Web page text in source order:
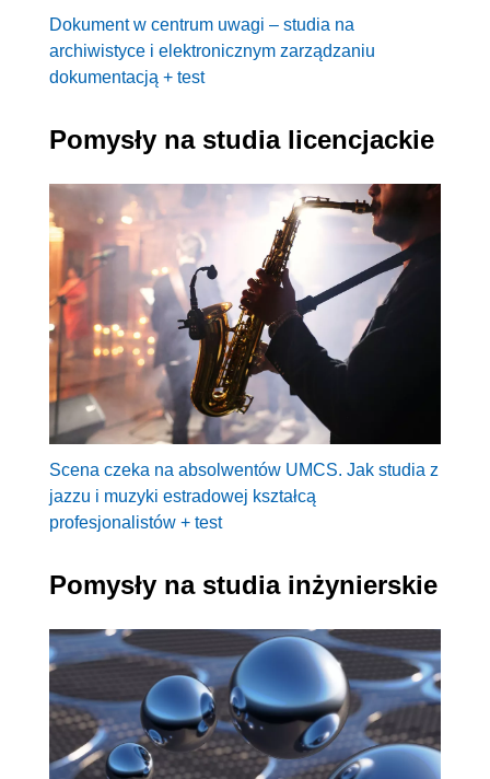
Dokument w centrum uwagi – studia na
archiwistyce i elektronicznym zarządzaniu
dokumentacją + test
Pomysły na studia licencjackie
Scena czeka na absolwentów UMCS. Jak studia z
jazzu i muzyki estradowej kształcą
profesjonalistów + test
Pomysły na studia inżynierskie